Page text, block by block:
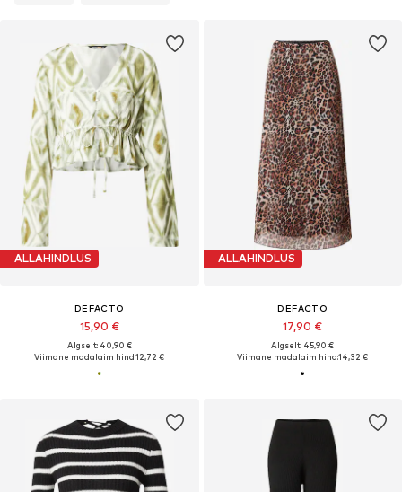
ALLAHINDLUS
DEFACTO
15,90 €
Algselt: 40,90 €
Viimane madalaim hind:12,72 €
ALLAHINDLUS
DEFACTO
17,90 €
Algselt: 45,90 €
Viimane madalaim hind:14,32 €